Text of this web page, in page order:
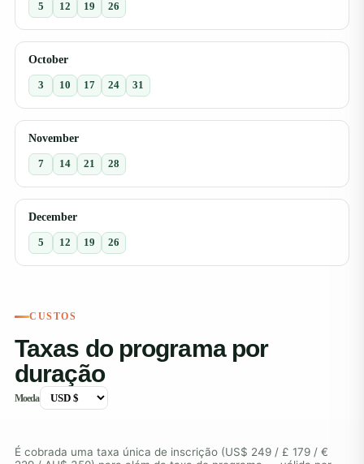
5 12 19 26
October
3 10 17 24 31
November
7 14 21 28
December
5 12 19 26
CUSTOS
Taxas do programa por
duração
Moeda
É cobrada uma taxa única de inscrição (US$ 249 / £ 179 / €